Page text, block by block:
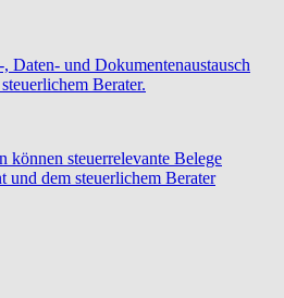
Daten- und Dokumentenaustausch
Berater.
steuerrelevante Belege
und dem steuerlichem Berater